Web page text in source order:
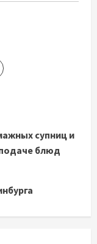
супниц и
блюд